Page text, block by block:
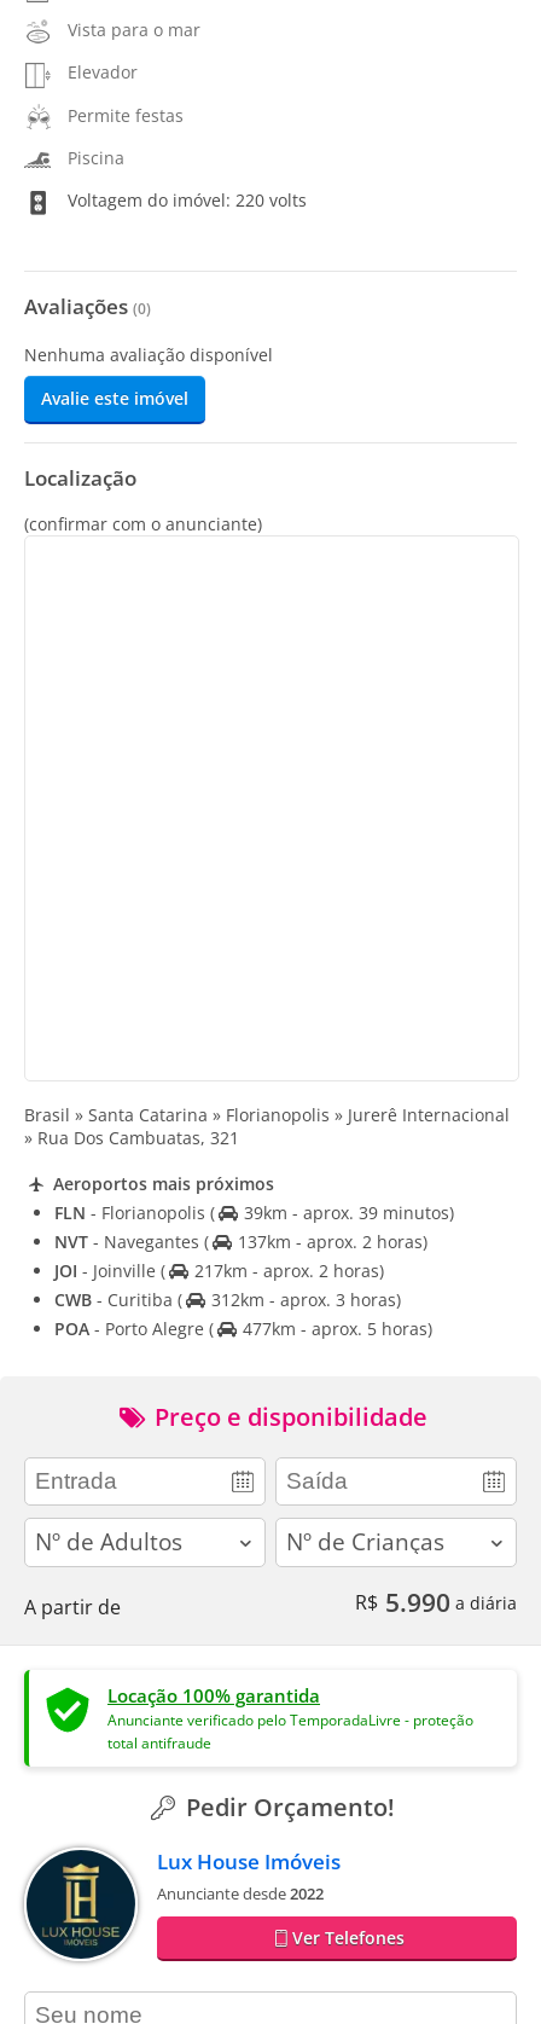
Vista para o mar
Elevador
Permite festas
Piscina
Voltagem do imóvel: 220 volts
Avaliações (0)
Nenhuma avaliação disponível
Avalie este imóvel
Localização
(confirmar com o anunciante)
Brasil » Santa Catarina » Florianopolis » Jurerê Internacional
» Rua Dos Cambuatas, 321
Aeroportos mais próximos
FLN - Florianopolis (
39km - aprox. 39 minutos)
NVT - Navegantes (
137km - aprox. 2 horas)
JOI - Joinville (
217km - aprox. 2 horas)
CWB - Curitiba (
312km - aprox. 3 horas)
POA - Porto Alegre ( 477km - aprox. 5 horas)
Preço e disponibilidade
adults children
A partir de R$ 5.990 a diária
Locação 100% garantida
Anunciante verificado pelo TemporadaLivre - proteção
total antifraude
Pedir Orçamento!
Lux House Imóveis
Anunciante desde2022
Ver Telefones
contact_name